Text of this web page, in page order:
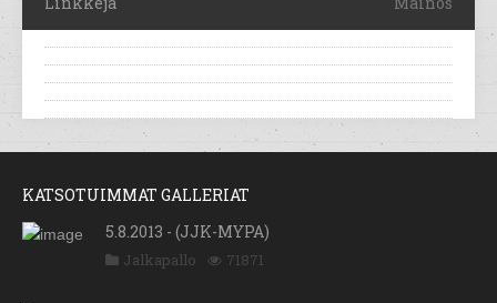
KATSOTUIMMAT GALLERIAT
5.8.2013 - (JJK-MYPA)
Jalkapallo 71871